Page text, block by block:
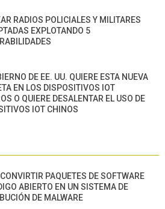
RADIOS POLICIALES Y MILITARES
EXPLOTANDO 5
DE EE. UU. QUIERE ESTA NUEVA
EN LOS DISPOSITIVOS IOT
O QUIERE DESALENTAR EL USO DE
IOT CHINOS
PAQUETES DE SOFTWARE
ABIERTO EN UN SISTEMA DE
DE MALWARE